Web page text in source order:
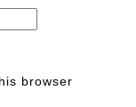
browser